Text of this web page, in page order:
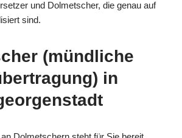
und Dolmetscher, die genau auf
sind.
(mündliche
in